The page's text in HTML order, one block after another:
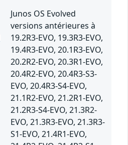
Junos OS Evolved
versions antérieures à
19.2R3-EVO, 19.3R3-EVO,
19.4R3-EVO, 20.1R3-EVO,
20.2R2-EVO, 20.3R1-EVO,
20.4R2-EVO, 20.4R3-S3-
EVO, 20.4R3-S4-EVO,
21.1R2-EVO, 21.2R1-EVO,
21.2R3-S4-EVO, 21.3R2-
EVO, 21.3R3-EVO, 21.3R3-
S1-EVO, 21.4R1-EVO,